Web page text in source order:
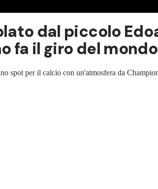
dal piccolo
fa il giro del mondo
spot per il calcio con un'atmosfera da